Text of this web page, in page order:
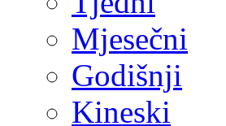
Mjesečni
Godišnji
Kineski